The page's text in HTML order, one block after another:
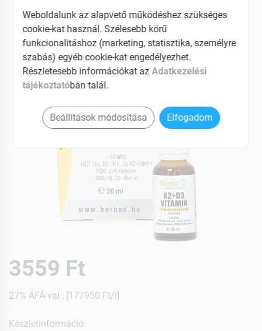
EAN: 5999886522025
3559 Ft
27% ÁFÁ-val , [177950 Ft/l]
Készletinformáció:
Weboldalunk az alapvető működéshez szükséges
cookie-kat használ. Szélesebb körű
funkcionalitáshoz (marketing, statisztika, személyre
szabás) egyéb cookie-kat engedélyezhet.
Részletesebb információkat azAdatkezelési
tájékoztatóban talál.
Beállítások módosítása Elfogadom